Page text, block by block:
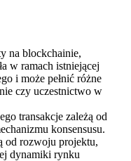
jako zabezpieczenie
na blockchainie,
w ramach istniejącej
i może pełnić różne
czy uczestnictwo w
transakcje zależą od
konsensusu.
od rozwoju projektu,
dynamiki rynku